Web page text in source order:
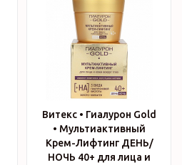
Витекс • Гиалурон Gold
• Мультиактивный
Крем-Лифтинг ДЕНЬ/
НОЧЬ 40+ для лица и